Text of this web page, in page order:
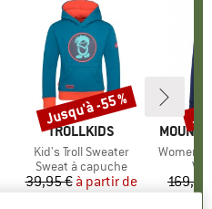
MARQUE
TROLLKIDS
Article
Kid's Troll Sweater
Product group
Sweat à capuche
Prix
39,95 € Prix réduit
à partir de
Remise
Jusqu'à -55 %
MARQUE
Article
Women's